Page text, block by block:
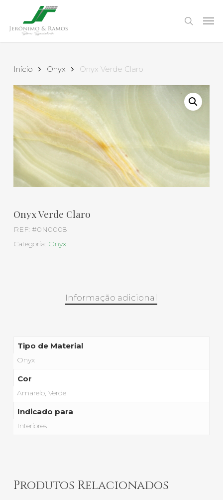
main
content
search
Início Onyx Onyx Verde Claro
Onyx Verde Claro
REF: #0N0008
Categoria: Onyx
Informação adicional
Tipo de Material
Onyx
Cor
Amarelo, Verde
Indicado para
Interiores
Produtos Relacionados